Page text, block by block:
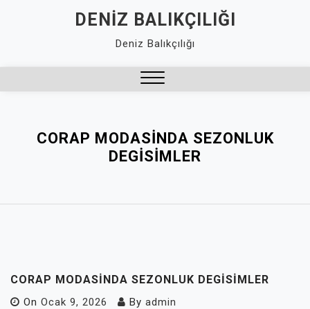
DENIZ BALIKÇILIĞI
Deniz Balıkçılığı
CORAP MODASINDA SEZONLUK
DEGISIMLER
CORAP MODASINDA SEZONLUK DEGISIMLER
On Ocak 9, 2026 By admin